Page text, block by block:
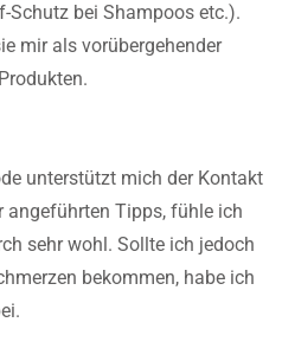
Schutz bei Shampoos etc.).
mir als vorübergehender
unterstützt mich der Kontakt
angeführten Tipps, fühle ich
sehr wohl. Sollte ich jedoch
bekommen, habe ich